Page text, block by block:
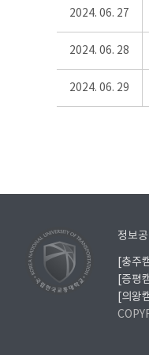
2024. 06. 27
2024. 06. 28
2024. 06. 29
정보공
[충주
[증평
[의왕